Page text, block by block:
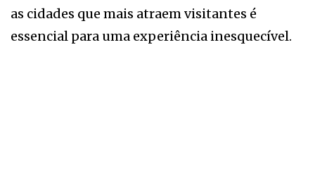
as cidades que mais atraem visitantes é
essencial para uma experiência inesquecível.